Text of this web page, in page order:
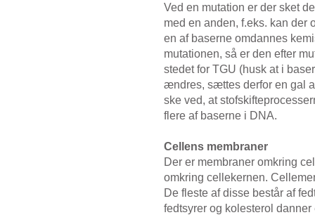
Ved en mutation er der sket
med en anden, f.eks. kan der
en af baserne omdannes
mutationen, så er den efter
stedet for TGU (husk at i
ændres, sættes derfor en gal
ske ved, at
flere af baserne i DNA.
Cellens membraner
Der er membraner omkring
omkring cellekernen.
De fleste af disse består af
fedtsyrer og kolesterol